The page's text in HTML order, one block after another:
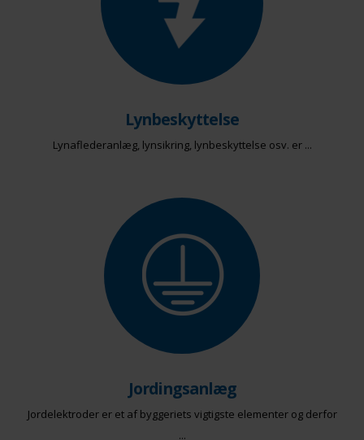
Lynbeskyttelse
Lynaflederanlæg, lynsikring, lynbeskyttelse osv. er ...
Jordingsanlæg
Jordelektroder er et af byggeriets vigtigste elementer og derfor
...